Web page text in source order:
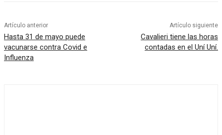
Artículo anterior
Hasta 31 de mayo puede
vacunarse contra Covid e
Influenza
Artículo siguiente
Cavalieri tiene las horas
contadas en el Uní Uní.